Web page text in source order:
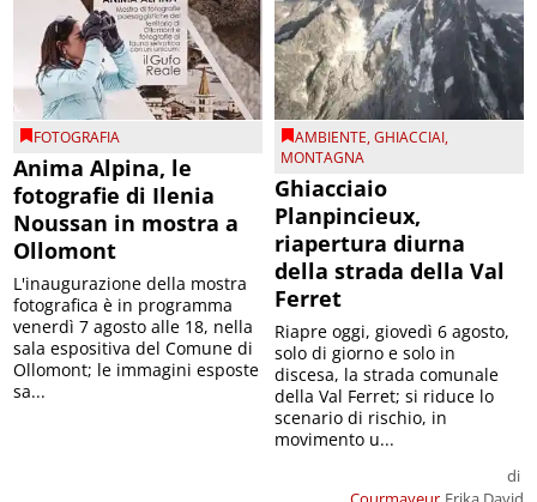
FOTOGRAFIA
Anima Alpina, le
fotografie di Ilenia
Noussan in mostra a
Ollomont
L'inaugurazione della mostra
fotografica è in programma
venerdì 7 agosto alle 18, nella
sala espositiva del Comune di
Ollomont; le immagini esposte
sa...
AMBIENTE,GHIACCIAI,
MONTAGNA
Ghiacciaio
Planpincieux,
riapertura diurna
della strada della Val
Ferret
di
Riapre oggi, giovedì 6 agosto,
solo di giorno e solo in
discesa, la strada comunale
della Val Ferret; si riduce lo
scenario di rischio, in
movimento u...